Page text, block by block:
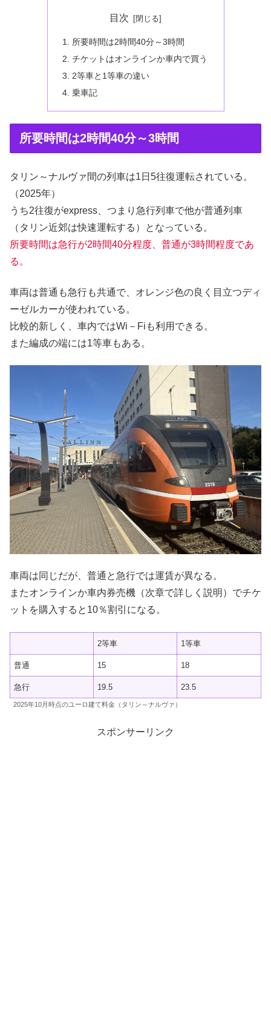
目次
所要時間は2時間40分～3時間
チケットはオンラインか車内で買う
2等車と1等車の違い
乗車記
所要時間は2時間40分～3時間
タリン～ナルヴァ間の列車は1日5往復運転されている。
（2025年）
うち2往復がexpress、つまり急行列車で他が普通列車
（タリン近郊は快速運転する）となっている。
所要時間は急行が2時間40分程度、普通が3時間程度であ
る。
車両は普通も急行も共通で、オレンジ色の良く目立つディ
ーゼルカーが使われている。
比較的新しく、車内ではWi－Fiも利用できる。
また編成の端には1等車もある。
車両は同じだが、普通と急行では運賃が異なる。
またオンラインか車内券売機（次章で詳しく説明）でチケ
ットを購入すると10％割引になる。
2等車 1等車
普通 15 18
急行 19.5 23.5
2025年10月時点のユーロ建て料金（タリン～ナルヴァ）
スポンサーリンク